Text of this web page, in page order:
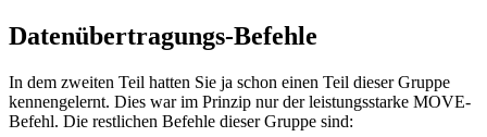
Datenübertragungs-Befehle
In dem zweiten Teil hatten Sie ja schon einen Teil dieser Gruppe
kennengelernt. Dies war im Prinzip nur der leistungsstarke MOVE-
Befehl. Die restlichen Befehle dieser Gruppe sind: